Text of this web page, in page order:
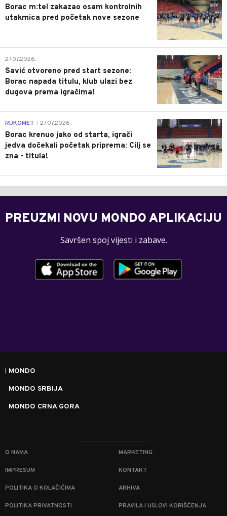
Borac m:tel zakazao osam kontrolnih
utakmica pred početak nove sezone
0
27.07.2026.
Savić otvoreno pred start sezone:
Borac napada titulu, klub ulazi bez
dugova prema igračima!
0
RUKOMET 27.07.2026.
Borac krenuo jako od starta, igrači
jedva dočekali početak priprema: Cilj se
zna - titula!
PREUZMI NOVU MONDO APLIKACIJU
Savršen spoj vijesti i zabave.
MONDO
MONDO SRBIJA
MONDO CRNA GORA
O NAMA MARKETING
IMPRESUM KONTAKT
POLITIKA O KOLAČIĆIMA ARHIVA
POLITIKA PRIVATNOSTI PRAVILA I USLOVI KORIŠĆENJA